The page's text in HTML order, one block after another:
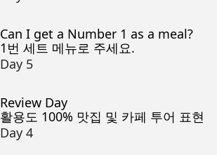
Can I get a Number 1 as a meal?
1번 세트 메뉴로 주세요.
Day 5
Review Day
활용도 100% 맛집 및 카페 투어 표현
Day 4